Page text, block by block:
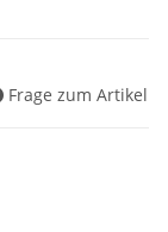
Frage zum Artikel